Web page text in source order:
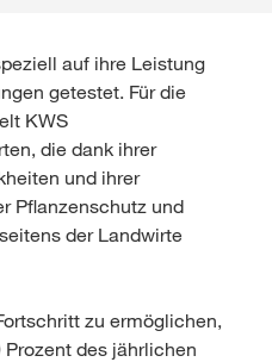
auf ihre Leistung
getestet. Für die
KWS
die dank ihrer
und ihrer
Pflanzenschutz und
der Landwirte
zu ermöglichen,
des jährlichen